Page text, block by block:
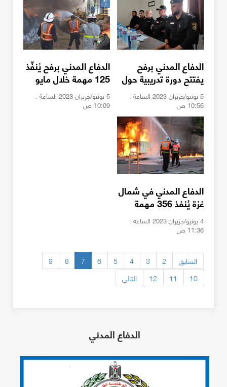
الدفاع المدني برفح
يفتتح دورة تدريبية حول
التعامل مع مخاطر
الحرائق 5 يونيو/جزيران 2023 الساعة .
10:56 ص
الدفاع المدني برفح يُنفِّذ
125 مهمة خلال مايو
5 يونيو/جزيران 2023 الساعة .
10:09 ص
الدفاع المدني في شمال
غزة يُنفذ 356 مهمة
خلال مايو 4 يونيو/جزيران 2023 الساعة .
11:36 ص
السابق 2
3
4
5
6
7
8
9
10
11
12 التالي
الدفاع المدني